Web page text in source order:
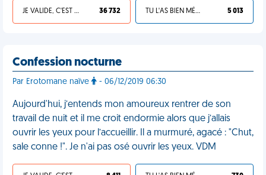
JE VALIDE, C'EST UNE VDM 36 732 TU L'AS BIEN MÉRITÉ 5 013
Confession nocturne
Par Erotomane naïve - 06/12/2019 06:30
Aujourd'hui, j’entends mon amoureux rentrer de son
travail de nuit et il me croit endormie alors que j’allais
ouvrir les yeux pour l’accueillir. Il a murmuré, agacé : "Chut,
sale conne !". Je n'ai pas osé ouvrir les yeux. VDM